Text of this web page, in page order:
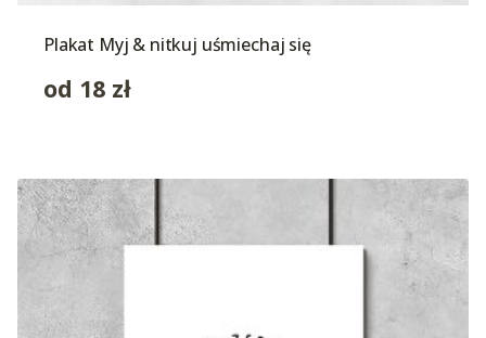
Plakat Myj & nitkuj uśmiechaj się
od 18 zł